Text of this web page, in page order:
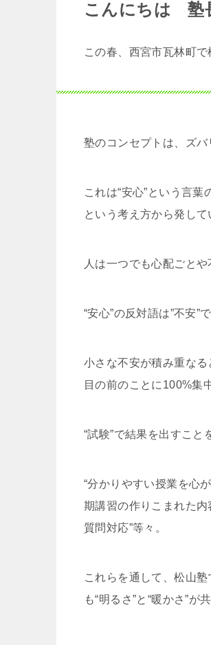
こんにちは 塾
この春、西宮市瓦林町で
塾のコンセプトは、ズバ
これは“安心”という言
という考え方から発して
人は一つでも心配ごとや
“安心”の反対語は”不安”で
小さな不安が積み重な
目の前のことに100%集
“試験”で結果を出すこ
“分かりやすい授業を心
期講習の作りこまれた
質問対応”等々。
これらを通して、松山
も“明るさ”と“暖かさ”が